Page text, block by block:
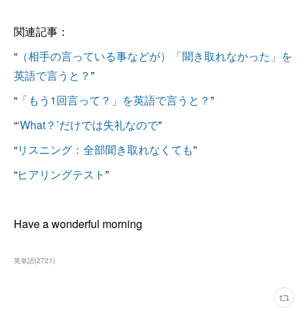
関連記事：
“ （相手の言っている事などが）「聞き取れなかった」を
英語で言うと？”
“ 「もう1回言って？」を英語で言うと？”
“‘What？’だけでは失礼なので”
“リスニング：全部聞き取れなくても”
“ヒアリングテスト”
Have a wonderful morning
英単語(2721)